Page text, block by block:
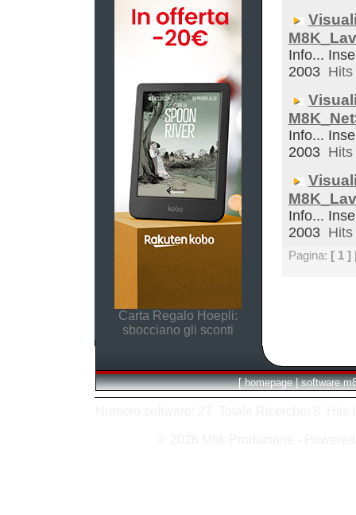
Carta Regalo Hoepli:
sbocciano gli sconti
Info...
2003
Info...
2003
Info...
2003
Pagina: [ 1 ]
[ homepage | software